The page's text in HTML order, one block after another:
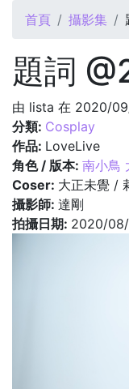
您在這裡
首頁 攝影集
題詞
由 lista 在 2020/
分類: Cosplay
作品: LoveLive
角色 / 版本: 南小鳥
Coser: 大正未覺 /
攝影師: 達剛
拍攝日期: 2020/